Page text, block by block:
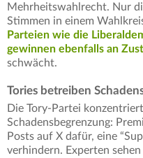
Mehrheitswahlrecht. Nur
Stimmen in einem
Parteien wie die
gewinnen ebenfalls an
schwächt.
Tories betreiben
Die Tory-Partei
Schadensbegrenzung:
Posts auf X dafür, eine
verhindern. Experten